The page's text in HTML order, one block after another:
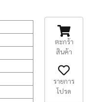
ตะกร้า
สินค้า
รายการ
โปรด